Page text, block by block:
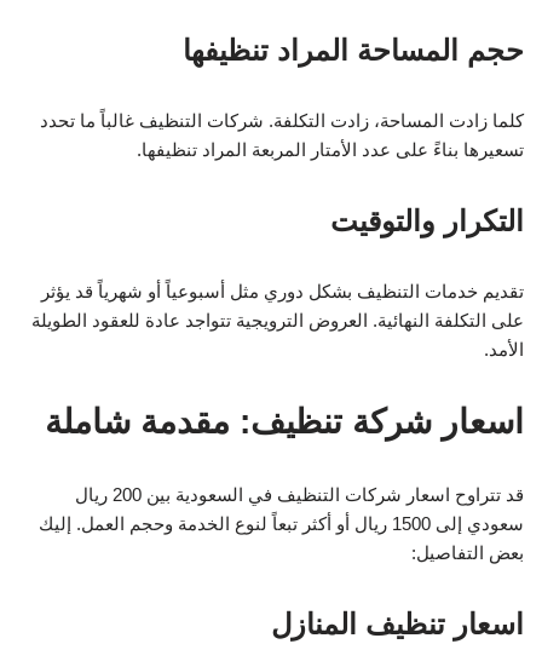
حجم المساحة المراد تنظيفها
كلما زادت المساحة، زادت التكلفة. شركات التنظيف غالباً ما تحدد
تسعيرها بناءً على عدد الأمتار المربعة المراد تنظيفها.
التكرار والتوقيت
تقديم خدمات التنظيف بشكل دوري مثل أسبوعياً أو شهرياً قد يؤثر
على التكلفة النهائية. العروض الترويجية تتواجد عادة للعقود الطويلة
الأمد.
اسعار شركة تنظيف: مقدمة شاملة
قد تتراوح اسعار شركات التنظيف في السعودية بين 200 ريال
سعودي إلى 1500 ريال أو أكثر تبعاً لنوع الخدمة وحجم العمل. إليك
بعض التفاصيل:
اسعار تنظيف المنازل